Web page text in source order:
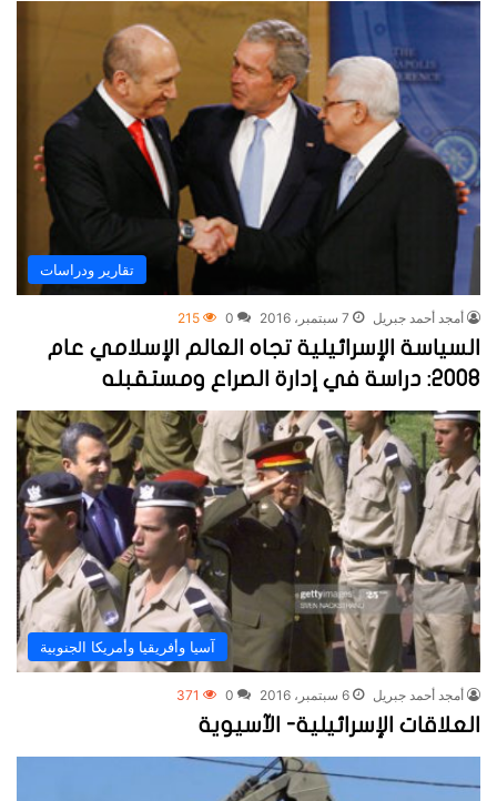
تقارير ودراسات
أمجد أحمد جبريل 7 سبتمبر، 2016 0
215
السياسة الإسرائيلية تجاه العالم الإسلامي عام
2008: دراسة في إدارة الصراع ومستقبله
آسيا وأفريقيا وأمريكا الجنوبية
أمجد أحمد جبريل 6 سبتمبر، 2016 0
371
العلاقات الإسرائيلية- الآسيوية